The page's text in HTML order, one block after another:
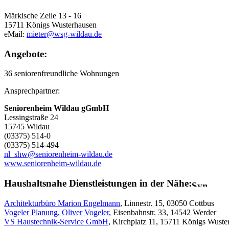
Märkische Zeile 13 - 16
15711 Königs Wusterhausen
eMail: mieter@wsg-wildau.de
Angebote:
36 seniorenfreundliche Wohnungen
Ansprechpartner:
Seniorenheim Wildau gGmbH
Lessingstraße 24
15745 Wildau
(03375) 514-0
(03375) 514-494
nl_shw@seniorenheim-wildau.de
www.seniorenheim-wildau.de
Haushaltsnahe Dienstleistungen in der Nähe:
Architekturbüro Marion Engelmann, Linnestr. 15, 03050 Cottbus
Vogeler Planung, Oliver Vogeler, Eisenbahnstr. 33, 14542 Werder
VS Haustechnik-Service GmbH, Kirchplatz 11, 15711 Königs